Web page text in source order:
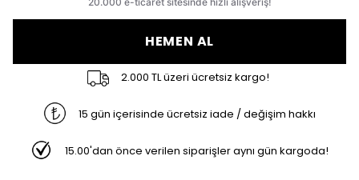
HEMEN AL
2.000 TL üzeri ücretsiz kargo!
15 gün içerisinde ücretsiz iade / değişim hakkı
15.00'dan önce verilen siparişler aynı gün kargoda!